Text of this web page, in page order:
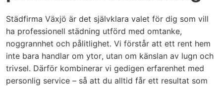
Städfirma Växjö är det självklara valet för dig som vill
ha professionell städning utförd med omtanke,
noggrannhet och pålitlighet. Vi förstår att ett rent hem
inte bara handlar om ytor, utan om känslan av lugn och
trivsel. Därför kombinerar vi gedigen erfarenhet med
personlig service – så att du alltid får ett resultat som